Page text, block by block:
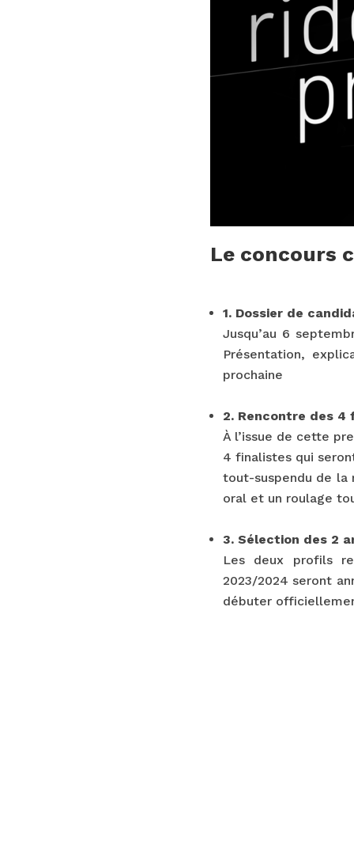
Le concours
1. Dossier de
Jusqu’au 6
Présentation,
prochaine
2. Rencontre des 4
À l’issue de cette
4 finalistes qui
tout-suspendu de la
oral et un roulage
3. Sélection des 2
Les deux profils
2023/2024 seront
débuter